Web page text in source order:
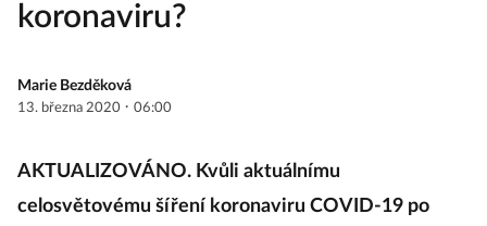
koronaviru?
Marie Bezděková
13. března 2020 · 06:00
AKTUALIZOVÁNO. Kvůli aktuálnímu
celosvětovému šíření koronaviru COVID-19 po